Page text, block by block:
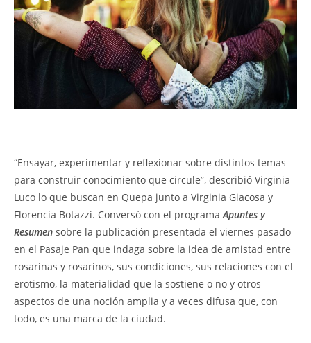
“Ensayar, experimentar y reflexionar sobre distintos temas
para construir conocimiento que circule”, describió Virginia
Luco lo que buscan en Quepa junto a Virginia Giacosa y
Florencia Botazzi. Conversó con el programaApuntes y
Resumen sobre la publicación presentada el viernes pasado
en el Pasaje Pan que indaga sobre la idea de amistad entre
rosarinas y rosarinos, sus condiciones, sus relaciones con el
erotismo, la materialidad que la sostiene o no y otros
aspectos de una noción amplia y a veces difusa que, con
todo, es una marca de la ciudad.